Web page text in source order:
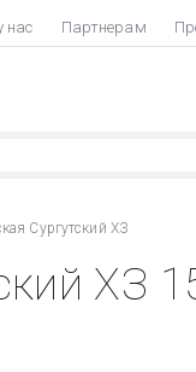
нас Партнерам
Сургутский ХЗ
ХЗ